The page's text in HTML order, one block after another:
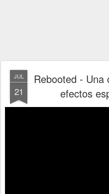
JUL
21
Rebooted - Una
efectos